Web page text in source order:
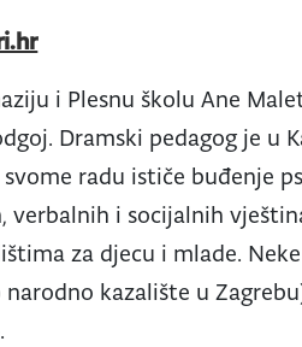
i Plesnu školu Ane
Dramski pedagog je u
radu ističe buđenje
verbalnih i socijalnih
za djecu i mlade.
narodno kazalište u